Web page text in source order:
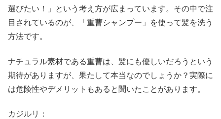
選びたい！」という考え方が広まっています。その中で注
目されているのが、「重曹シャンプー」を使って髪を洗う
方法です。
ナチュラル素材である重曹は、髪にも優しいだろうという
期待がありますが、果たして本当なのでしょうか？実際に
は危険性やデメリットもあると聞いたことがあります。
カジルリ：